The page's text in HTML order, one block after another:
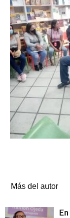
Más del autor